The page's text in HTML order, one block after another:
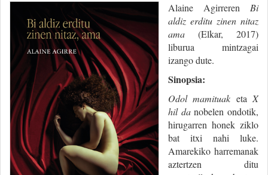
Alaine Agirreren Bi
aldiz erditu zinen nitaz
ama (Elkar, 2017)
liburua mintzagai
izango dute.
Sinopsia:
Odol mamituak eta X
hil danobelen ondotik,
hirugarren honek ziklo
bat itxi nahi luke.
Amarekiko harremanak
aztertzen ditu